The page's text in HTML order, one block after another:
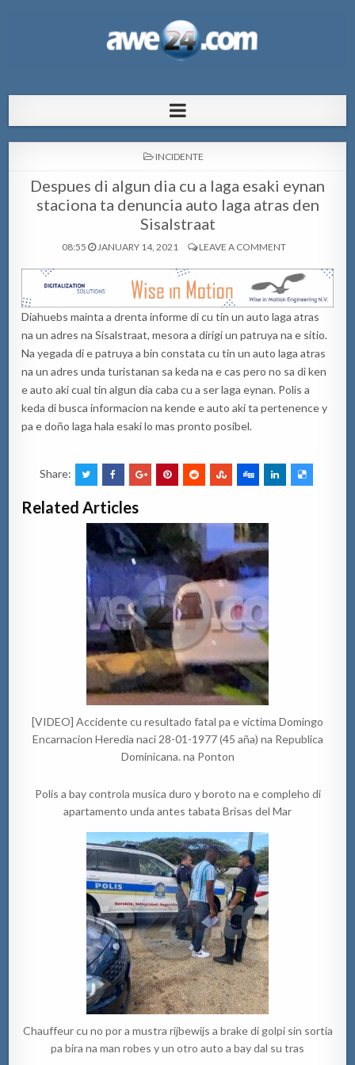
pa Aruba
POSTED
INCIDENTE
Despues di algun dia cu a laga esaki eynan
staciona ta denuncia auto laga atras den
Sisalstraat
08:55 JANUARY 14, 2021 LEAVE A COMMENT
Diahuebs mainta a drenta informe di cu tin un auto laga atras
na un adres na Sisalstraat, mesora a dirigi un patruya na e sitio.
Na yegada di e patruya a bin constata cu tin un auto laga atras
na un adres unda turistanan sa keda na e cas pero no sa di ken
e auto aki cual tin algun dia caba cu a ser laga eynan. Polis a
keda di busca informacion na kende e auto aki ta pertenence y
pa e doño laga hala esaki lo mas pronto posibel.
Share:
Related Articles
[VIDEO] Accidente cu resultado fatal pa e victima Domingo
Encarnacion Heredia naci 28-01-1977 (45 aña) na Republica
Dominicana. na Ponton
Polis a bay controla musica duro y boroto na e compleho di
apartamento unda antes tabata Brisas del Mar
Chauffeur cu no por a mustra rijbewijs a brake di golpi sin sortia
pa bira na man robes y un otro auto a bay dal su tras